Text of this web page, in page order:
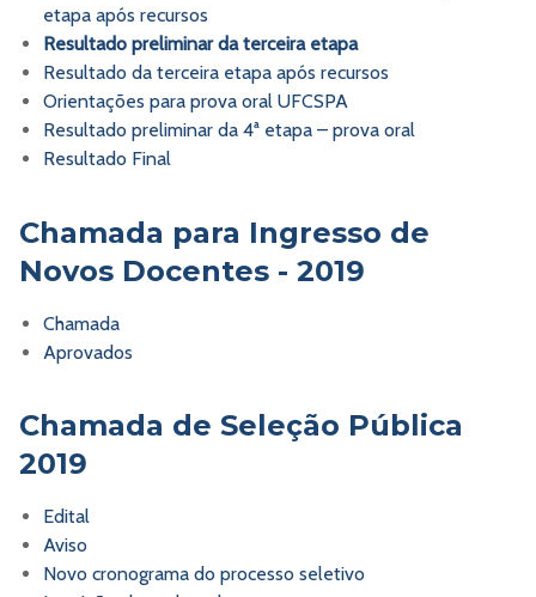
etapa após recursos
Resultado preliminar da terceira etapa
Resultado da terceira etapa após recursos
Orientações para prova oral UFCSPA
Resultado preliminar da 4ª etapa – prova oral
Resultado Final
Chamada para Ingresso de
Novos Docentes - 2019
Chamada
Aprovados
Chamada de Seleção Pública
2019
Edital
Aviso
Novo cronograma do processo seletivo